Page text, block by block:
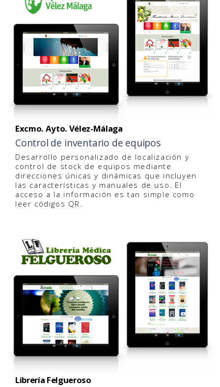
Excmo. Ayto. Vélez-Málaga
Control de inventario de equipos
Desarrollo personalizado de localización y
control de stock de equipos mediante
direcciones únicas y dinámicas que incluyen
las características y manuales de uso. El
acceso a la información es tan simple como
leer códigos QR.
Librería Felgueroso